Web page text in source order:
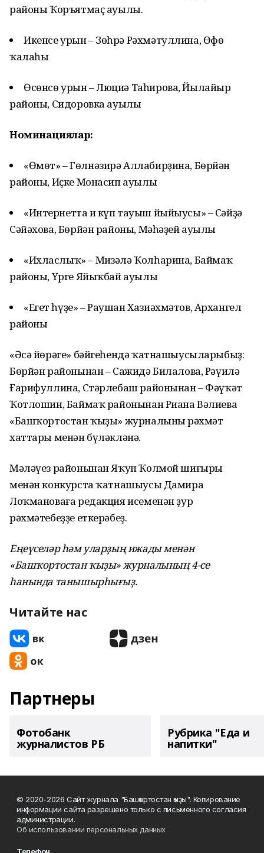
районы Ҡоръятмаҫ ауылы.
Икенсе урын – Зөһрә Рәхмәтуллина, Өфө
ҡалаһы
Өсөнсө урын – Люциә Таһирова, Йылайыр
районы, Сидоровка ауылы
Номинациялар:
«Өмөт» – Гөлнәзирә Аллабирҙина, Бөрйән
районы, Иҫке Монасип ауылы
«Интернетта иң күп тауыш йыйыусы» – Сәйҙә
Сәйәхова, Бөрйән районы, Мәһәҙей ауылы
«Ихласлыҡ» – Миңзәлә Ҡолһарина, Баймаҡ
районы, Үрге Яйыҡбай ауылы
«Егет һүҙе» – Раушан Хазиәхмәтов, Архангел
районы
«Әсә йөрәге» бәйгеһендә ҡатнашыусыларыбыҙ:
Бөрйән районынан – Сажидә Билалова, Рәүилә
Ғарифуллина, Стәрлебаш районынан – Фәүҡәт
Ҡотлошин, Баймаҡ районынан Риана Вәлиева
«Башҡортостан ҡыҙы» журналының рәхмәт
хаттары менән бүләкләнә.
Мәләүез районынан Яҡуп Ҡолмой шиғыры
менән конкурста ҡатнашыусы Дамира
Лоҡмановаға редакция исеменән ҙур
рәхмәтебеҙҙе еткерәбеҙ.
Еңеүселәр һәм уларҙың ижады менән
«Башҡортостан ҡыҙы» журналының 4-се
һанында танышырһығыҙ.
Читайте нас
Партнеры
Фотобанк
журналистов РБ
Рубрика "Еда и
напитки"
© 2020-2026 Сайт журнала "Башҡортостан ҡыҙы". Копирование
информации сайта разрешено только с письменного согласия
администрации.
Об использовании персональных данных